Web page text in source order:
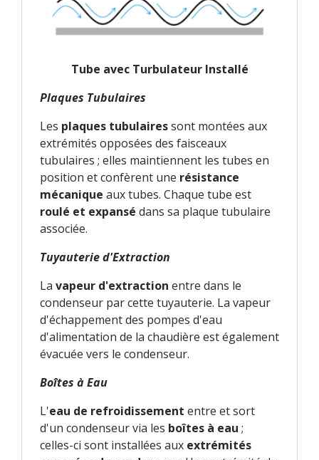
Tube avec Turbulateur Installé
Plaques Tubulaires
Les plaques tubulairessont montées aux
extrémités opposées des faisceaux
tubulaires ; elles maintiennent les tubes en
position et confèrent une résistance
mécanique aux tubes. Chaque tube est
roulé et expansé dans sa plaque tubulaire
associée.
Tuyauterie d'Extraction
La vapeur d'extraction entre dans le
condenseur par cette tuyauterie. La vapeur
d'échappement des pompes d'eau
d'alimentation de la chaudière est également
évacuée vers le condenseur.
Boîtes à Eau
L'eau de refroidissement entre et sort
d'un condenseur via les boîtes à eau ;
celles-ci sont installées aux extrémités